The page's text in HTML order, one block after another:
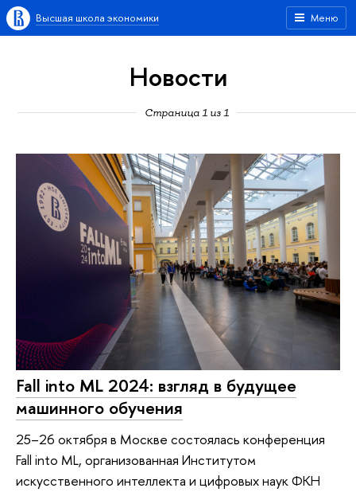
Меню
Высшая школа экономики
Новости
Страница 1 из 1
Fall into ML 2024: взгляд в будущее
машинного обучения
25–26 октября в Москве состоялась конференция
Fall into ML, организованная Институтом
искусственного интеллекта и цифровых наук ФКН